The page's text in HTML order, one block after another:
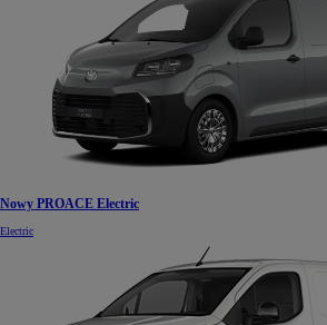
Nowy PROACE Electric
Electric